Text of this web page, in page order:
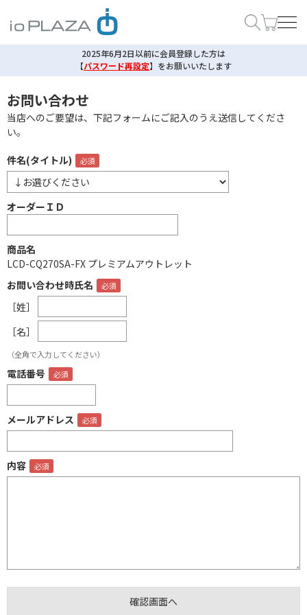
2025年6月2日以前に会員登録した方は
【パスワード再設定】 をお願いいたします
お問い合わせ
当店へのご要望は、下記フォームにご記入のうえ送信してくださ
い。
件名(タイトル)
オーダーＩＤ
商品名
LCD-CQ270SA-FX プレミアムアウトレット
お問い合わせ時氏名
［姓］
［名］
（全角で入力してください）
電話番号
メールアドレス
内容